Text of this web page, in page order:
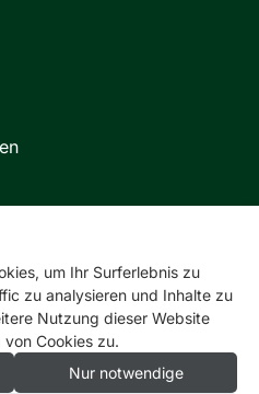
um Ihr Surferlebnis zu
zu analysieren und Inhalte zu
Nutzung dieser Website
Cookies zu.
Nur notwendige